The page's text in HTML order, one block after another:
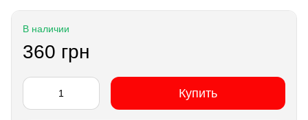
В наличии
360 грн
Купить